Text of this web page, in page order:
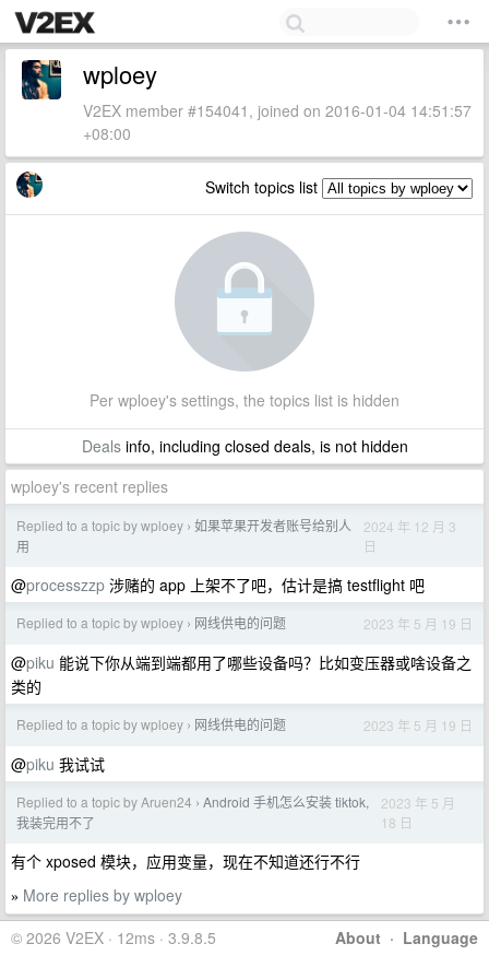
wploey
V2EX member #154041, joined on 2016-01-04 14:51:57
+08:00
Switch topics list
Per wploey's settings, the topics list is hidden
Dealsinfo, including closed deals, is not hidden
wploey's recent replies
Replied to a topic by wploey › 如果苹果开发者账号给别人
用
2024 年 12 月 3
日
@processzzp 涉赌的 app 上架不了吧，估计是搞 testflight 吧
Replied to a topic by wploey › 网线供电的问题 2023 年 5 月 19 日
@piku 能说下你从端到端都用了哪些设备吗？比如变压器或啥设备之
类的
Replied to a topic by wploey › 网线供电的问题 2023 年 5 月 19 日
@piku 我试试
Replied to a topic by Aruen24 › Android 手机怎么安装 tiktok,
我装完用不了
2023 年 5 月
18 日
有个 xposed 模块，应用变量，现在不知道还行不行
» More replies by wploey
About · Language
© 2026 V2EX · 12ms · 3.9.8.5